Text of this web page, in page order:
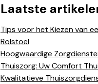
Laatste
Tips voor het Kiezen van
Rolstoel
Hoogwaardige
Thuiszorg: Uw Comfort
Kwalitatieve